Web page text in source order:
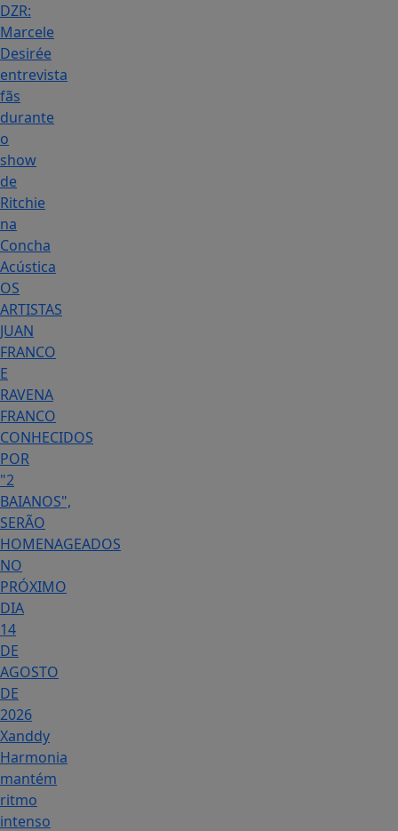
DZR:
Marcele
Desirée
entrevista
fãs
durante
o
show
de
Ritchie
na
Concha
Acústica
OS
ARTISTAS
JUAN
FRANCO
E
RAVENA
FRANCO
CONHECIDOS
POR
"2
BAIANOS",
SERÃO
HOMENAGEADOS
NO
PRÓXIMO
DIA
14
DE
AGOSTO
DE
2026
Xanddy
Harmonia
mantém
ritmo
intenso